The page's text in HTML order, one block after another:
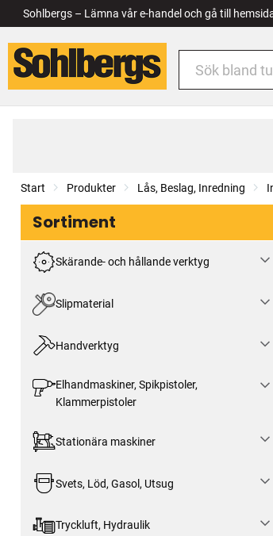
Sohlbergs – Lämna vår e-handel och gå till
Start Produkter Lås, Beslag, Inredning
Sortiment
Skärande- och hållande verktyg
Slipmaterial
Handverktyg
Elhandmaskiner, Spikpistoler,
Klammerpistoler
Stationära maskiner
Svets, Löd, Gasol, Utsug
Tryckluft, Hydraulik